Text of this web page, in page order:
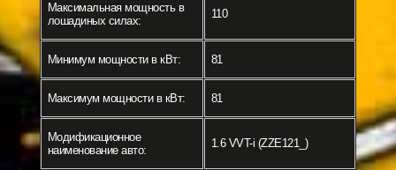
Максимальная мощность в
лошадиных силах:
110
Минимум мощности в кВт: 81
Максимум мощности в кВт: 81
Модификационное
наименование авто:
1.6 VVT-i (ZZE121_)